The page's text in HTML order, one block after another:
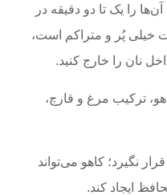
را یک تا دو دقیقه در
خیلی پُر و متراکم است،
نان را خارج کنید.
ترکیب مرغ و قارچ،
نگیرد؛ کاهو می‌تواند
ایجاد کند.